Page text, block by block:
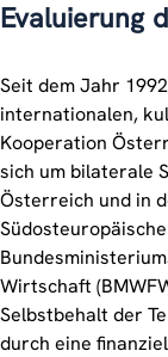
Evaluierung
Seit dem Jahr
internationalen,
Kooperation
sich um bilaterale
Österreich und in
Wirtschaft
Selbstbehalt der
durch eine